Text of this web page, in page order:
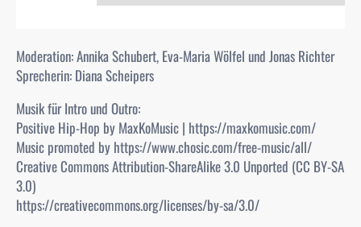
Moderation: Annika Schubert, Eva-Maria Wölfel und Jonas Richter
Sprecherin: Diana Scheipers
Musik für Intro und Outro:
Positive Hip-Hop by MaxKoMusic | https://maxkomusic.com/
Music promoted by https://www.chosic.com/free-music/all/
Creative Commons Attribution-ShareAlike 3.0 Unported (CC BY-SA
3.0)
https://creativecommons.org/licenses/by-sa/3.0/